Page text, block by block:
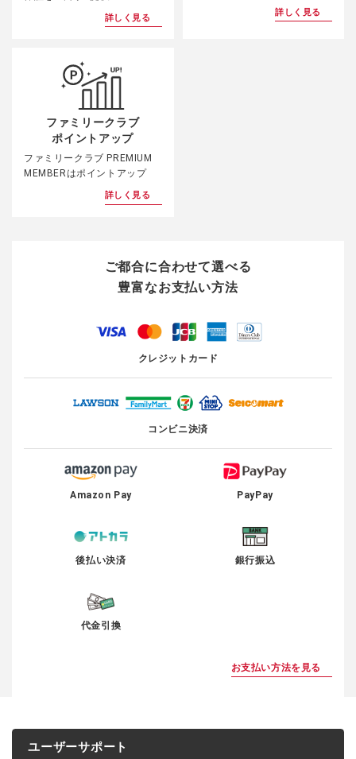
詳しく見る
詳しく見る
ファミリークラブ
ポイントアップ
ファミリークラブ PREMIUM
MEMBERはポイントアップ
詳しく見る
ご都合に合わせて選べる
豊富なお支払い方法
クレジットカード
コンビニ決済
Amazon Pay PayPay
後払い決済 銀行振込
代金引換
お支払い方法を見る
ユーザーサポート